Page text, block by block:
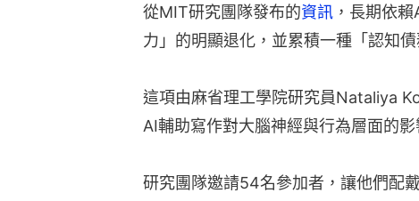
從MIT研究團隊發布的資訊 ，長期依
力」的明顯退化，並累積一種「認知債
這項由麻省理工學院研究員Nataliya
AI輔助寫作對大腦神經與行為層面的影
研究團隊邀請54名參加者，讓他們配